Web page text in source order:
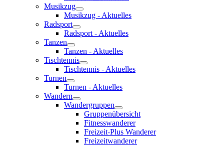
Musikzug
Musikzug - Aktuelles
Radsport
Radsport - Aktuelles
Tanzen
Tanzen - Aktuelles
Tischtennis
Tischtennis - Aktuelles
Turnen
Turnen - Aktuelles
Wandern
Wandergruppen
Gruppenübersicht
Fitnesswanderer
Freizeit-Plus Wanderer
Freizeitwanderer